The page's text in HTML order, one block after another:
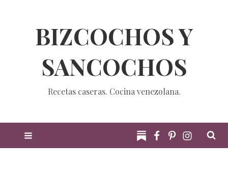
BIZCOCHOS Y
SANCOCHOS
Recetas caseras. Cocina venezolana.